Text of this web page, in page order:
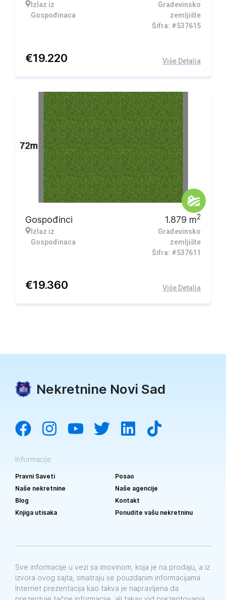
Izlaz iz
Gospođinaca
Građevinsko
zemljište
Šifra: #537615
€19.220 Više Detalja
Gospođinci
Izlaz iz
Gospođinaca
1.879 m2
Građevinsko
zemljište
Šifra: #537611
€19.360 Više Detalja
Nekretnine Novi Sad
Informacije
Pravni Saveti
Posao
Naše nekretnine
Naše agencije
Blog
Kontakt
Knjiga utisaka
Ponudite vašu nekretninu
Sve informacije u vezi sa imovinom, koja je na prodaju, a iz
izvora ovog sajta, smatraju se pouzdanim informacijama.
Internet prezentacija kao takva je napravljena da